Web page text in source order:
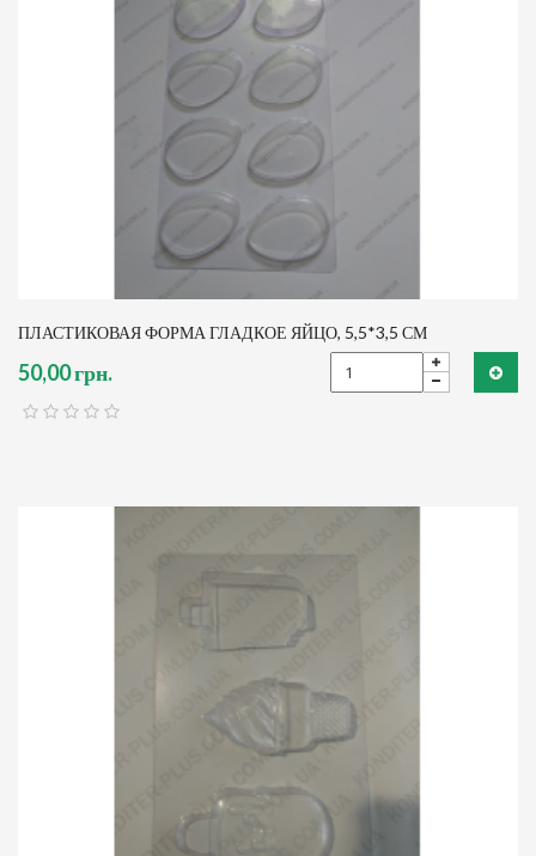
ПЛАСТИКОВАЯ ФОРМА ГЛАДКОЕ ЯЙЦО, 5,5*3,5 СМ
50,00 грн.